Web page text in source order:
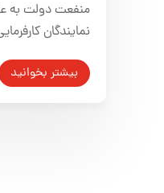
منفعت دولت به
نمایندگان
بیشتر بخوانید